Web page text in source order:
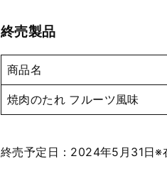
終売製品
商品名
焼肉のたれ フルーツ風味
終売予定日：2024年5月31日※